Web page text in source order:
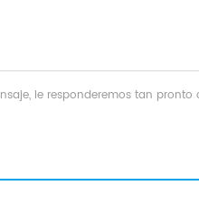
le responderemos tan